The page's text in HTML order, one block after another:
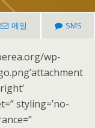
메일 SMS
wp-
styling=’no-